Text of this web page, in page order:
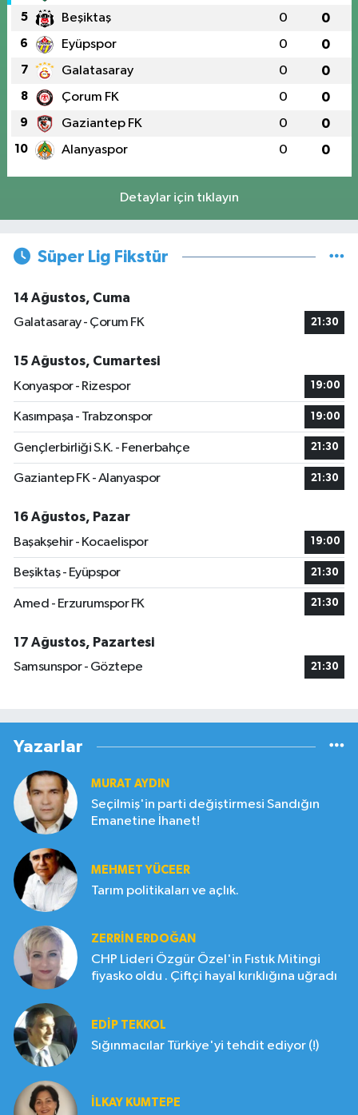
5 Beşiktaş 0 0
6 Eyüpspor 0 0
7 Galatasaray 0 0
8 Çorum FK 0 0
9 Gaziantep FK 0 0
10 Alanyaspor 0 0
Detaylar için tıklayın
Süper Lig Fikstür
14 Ağustos, Cuma
Galatasaray - Çorum FK
21:30
15 Ağustos, Cumartesi
Konyaspor - Rizespor
19:00
Kasımpaşa - Trabzonspor 19:00
Gençlerbirliği S.K. - Fenerbahçe 21:30
Gaziantep FK - Alanyaspor 21:30
16 Ağustos, Pazar
Başakşehir - Kocaelispor
19:00
Beşiktaş - Eyüpspor 21:30
Amed - Erzurumspor FK 21:30
17 Ağustos, Pazartesi
Samsunspor - Göztepe
21:30
Yazarlar
MURAT AYDIN
Seçilmiş'in parti değiştirmesi Sandığın
Emanetine İhanet!
MEHMET YÜCEER
Tarım politikaları ve açlık.
ZERRIN ERDOĞAN
CHP Lideri Özgür Özel'in Fıstık Mitingi
fiyasko oldu . Çiftçi hayal kırıklığına uğradı
EDIP TEKKOL
Sığınmacılar Türkiye'yi tehdit ediyor (!)
İLKAY KUMTEPE